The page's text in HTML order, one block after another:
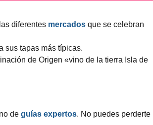
diferentes mercados que se celebran
sus tapas más típicas.
de Origen «vino de la tierra Isla de
de guías expertos. No puedes perderte